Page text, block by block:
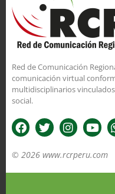
Red de Comunicación
comunicación virtual
multidisciplinarios
social.
© 2026 www.rcrperu.com